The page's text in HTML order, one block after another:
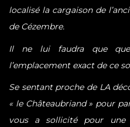
localisé la cargaison de
de Cézembre.
Il ne lui faudra que
l’emplacement exact de ce
Se sentant proche de LA
« le Châteaubriand » pour
vous a sollicité pour une